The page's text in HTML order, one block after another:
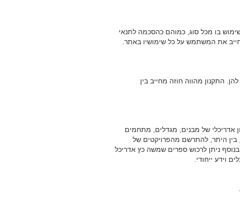
בו מכל סוג, כמוהם כהסכמה לתנאי
את המשתמש על כל שימושיו באתר.
התקנון מהווה חוזה מחייב בין
אדריכלי של מבנים, מגדלים, מתחמים
היתר, להתרשם מהפרויקטים של
ניתן לרכוש ספרים שמשה כץ אדריכל
וידע ייחודי.